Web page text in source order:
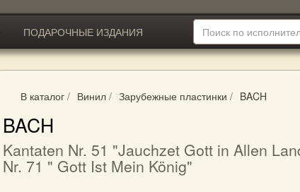
ПОДАРОЧНЫЕ ИЗДАНИЯ
В каталог / Винил / Зарубежные пластинки / BACH
BACH
Kantaten Nr. 51 "Jauchzet Gott in Allen
Nr. 71 " Gott Ist Mein König"